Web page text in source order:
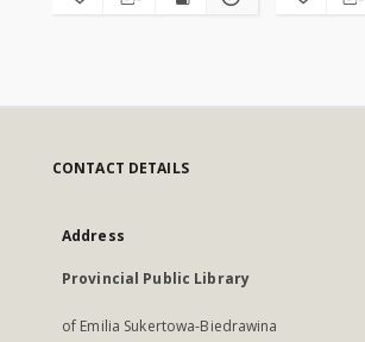
CONTACT DETAILS
Address
Provincial Public Library
of Emilia Sukertowa-Biedrawina